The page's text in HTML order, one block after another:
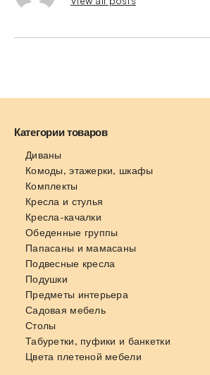
Категории товаров
Диваны
Комоды, этажерки, шкафы
Комплекты
Кресла и стулья
Кресла-качалки
Обеденные группы
Папасаны и мамасаны
Подвесные кресла
Подушки
Предметы интерьера
Садовая мебель
Столы
Табуретки, пуфики и банкетки
Цвета плетеной мебели